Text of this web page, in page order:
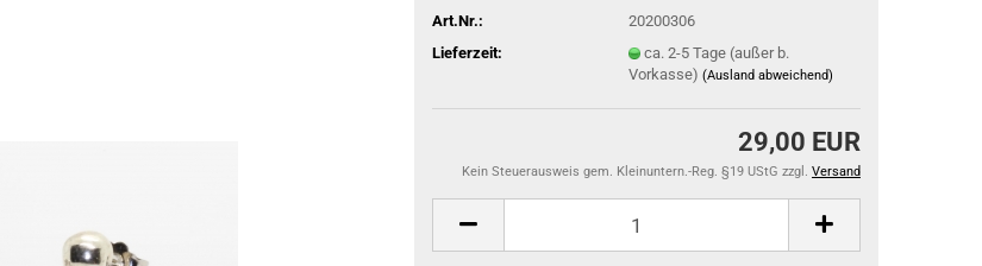
Art.Nr.:
20200306
Lieferzeit:
ca. 2-5 Tage (außer b.
Vorkasse) (Ausland abweichend)
29,00 EUR
Kein Steuerausweis gem. Kleinuntern.-Reg. §19 UStG zzgl. Versand